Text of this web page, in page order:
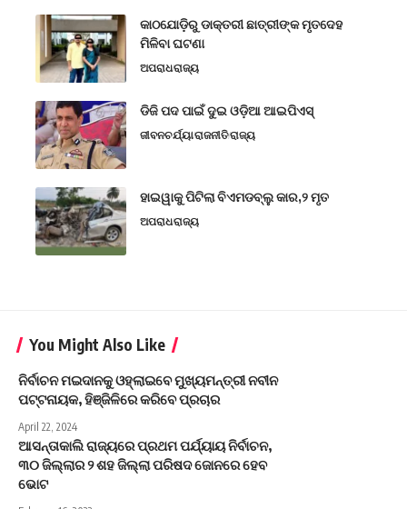
କାଠଯୋଡ଼ିରୁ ଡାକ୍ତରୀ ଛାତ୍ରୀଙ୍କ ମୃତଦେହ
ମିଳିବା ଘଟଣା
ଅପରାଧରାଜ୍ୟ
ଡିଜି ପଦ ପାଇଁ ଦୁଇ ଓଡ଼ିଆ ଆଇପିଏସ୍
ଜୀବନଚର୍ଯ୍ୟାରାଜନୀତିରାଜ୍ୟ
ହାଇୱାକୁ ପିଟିଲା ବିଏମଡବ୍ଲୁ କାର,୨ ମୃତ
ଅପରାଧରାଜ୍ୟ
You Might Also Like
ନିର୍ବାଚନ ମଇଦାନକୁ ଓହ୍ଲାଇବେ ମୁଖ୍ୟମନ୍ତ୍ରୀ ନବୀନ
ପଟ୍ଟନାୟକ, ହିଞ୍ଜିଳିରେ କରିବେ ପ୍ରଚାର
April 22, 2024
ଆସନ୍ତାକାଲି ରାଜ୍ୟରେ ପ୍ରଥମ ପର୍ଯ୍ୟାୟ ନିର୍ବାଚନ,
୩୦ ଜିଲ୍ଲାର ୨ ଶହ ଜିଲ୍ଲା ପରିଷଦ ଜୋନରେ ହେବ
ଭୋଟ